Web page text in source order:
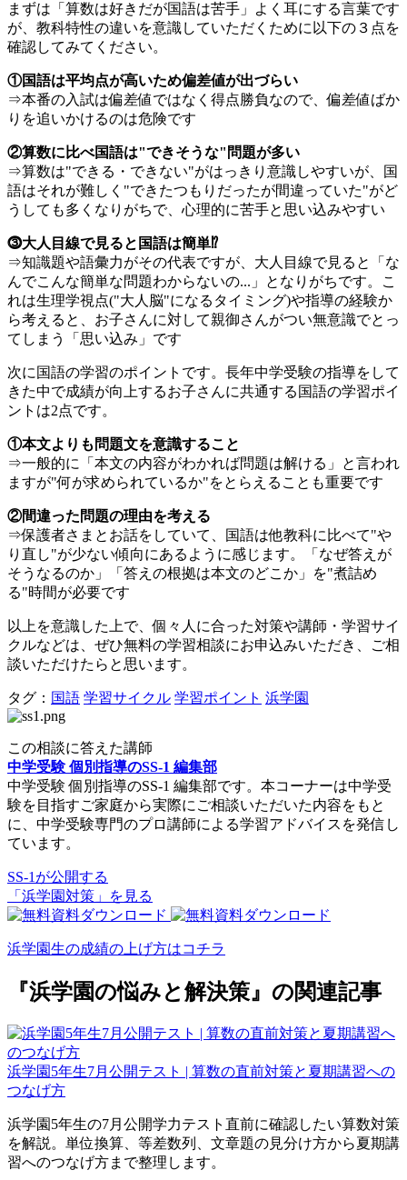
まずは「算数は好きだが国語は苦手」よく耳にする言葉です
が、教科特性の違いを意識していただくために以下の３点を
確認してみてください。
①国語は平均点が高いため偏差値が出づらい
⇒本番の入試は偏差値ではなく得点勝負なので、偏差値ばか
りを追いかけるのは危険です
②算数に比べ国語は"できそうな"問題が多い
⇒算数は"できる・できない"がはっきり意識しやすいが、国
語はそれが難しく"できたつもりだったが間違っていた"がど
うしても多くなりがちで、心理的に苦手と思い込みやすい
⓷大人目線で見ると国語は簡単⁉
⇒知識題や語彙力がその代表ですが、大人目線で見ると「な
んでこんな簡単な問題わからないの...」となりがちです。こ
れは生理学視点("大人脳"になるタイミング)や指導の経験か
ら考えると、お子さんに対して親御さんがつい無意識でとっ
てしまう「思い込み」です
次に国語の学習のポイントです。長年中学受験の指導をして
きた中で成績が向上するお子さんに共通する国語の学習ポイ
ントは2点です。
①本文よりも問題文を意識すること
⇒一般的に「本文の内容がわかれば問題は解ける」と言われ
ますが"何が求められているか"をとらえることも重要です
②間違った問題の理由を考える
⇒保護者さまとお話をしていて、国語は他教科に比べて"や
り直し"が少ない傾向にあるように感じます。「なぜ答えが
そうなるのか」「答えの根拠は本文のどこか」を"煮詰め
る"時間が必要です
以上を意識した上で、個々人に合った対策や講師・学習サイ
クルなどは、ぜひ無料の学習相談にお申込みいただき、ご相
談いただけたらと思います。
タグ： 国語 学習サイクル 学習ポイント 浜学園
この相談に答えた講師
中学受験 個別指導のSS-1 編集部
中学受験 個別指導のSS-1 編集部です。本コーナーは中学受
験を目指すご家庭から実際にご相談いただいた内容をもと
に、中学受験専門のプロ講師による学習アドバイスを発信し
ています。
SS-1が公開する
「浜学園対策」を見る
浜学園生の成績の上げ方はコチラ
『浜学園の悩みと解決策』の関連記事
浜学園5年生7月公開テスト | 算数の直前対策と夏期講習への
つなげ方
浜学園5年生の7月公開学力テスト直前に確認したい算数対策
を解説。単位換算、等差数列、文章題の見分け方から夏期講
習へのつなげ方まで整理します。